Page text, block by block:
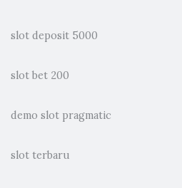
slot deposit 5000
slot bet 200
demo slot pragmatic
slot terbaru